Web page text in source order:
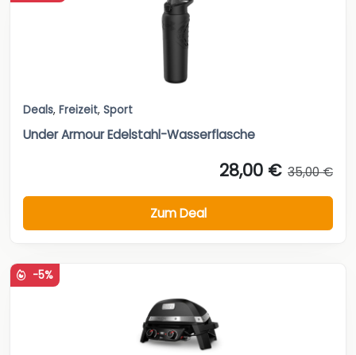
Deals, Freizeit, Sport
Under Armour Edelstahl-Wasserflasche
28,00 € 35,00 €
Zum Deal
-5%